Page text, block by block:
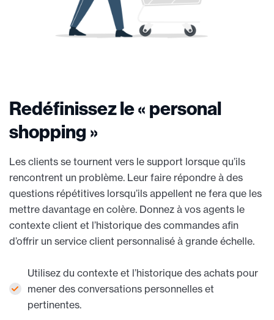
Redéfinissez le « personal
shopping »
Les clients se tournent vers le support lorsque qu’ils
rencontrent un problème. Leur faire répondre à des
questions répétitives lorsqu’ils appellent ne fera que les
mettre davantage en colère. Donnez à vos agents le
contexte client et l’historique des commandes afin
d’offrir un service client personnalisé à grande échelle.
Utilisez du contexte et l’historique des achats pour
mener des conversations personnelles et
pertinentes.